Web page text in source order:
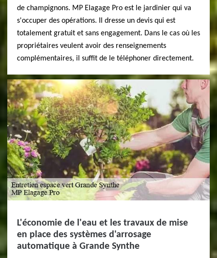
de champignons. MP Elagage Pro est le jardinier qui va
s'occuper des opérations. Il dresse un devis qui est
totalement gratuit et sans engagement. Dans le cas où les
propriétaires veulent avoir des renseignements
complémentaires, il suffit de le téléphoner directement.
L'économie de l'eau et les travaux de mise
en place des systèmes d'arrosage
automatique à Grande Synthe